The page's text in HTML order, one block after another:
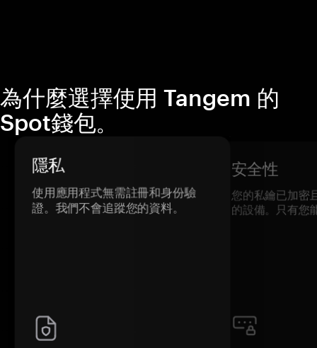
為什麼選擇使用 Tangem 的
Spot錢包。
隱私
使用應用程式無需註冊和身份驗
證。我們不會追蹤您的資料。
安全性
您的私鑰已加密
的設備。只有您